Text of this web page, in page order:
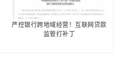
严控银行跨地域经营！互联网贷款
监管打补丁